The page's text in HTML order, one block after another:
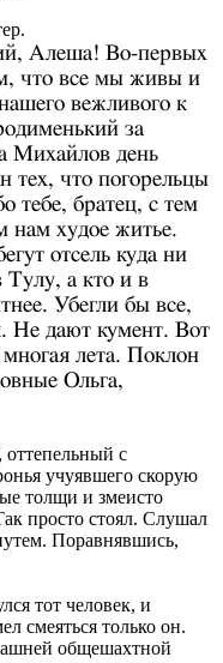
Алеша! Во-первых
что все мы живы и
вежливого к
за
Михайлов день
что погорельцы
тебе, братец, с тем
нам худое житье.
отсель куда ни
а кто и в
Убегли бы все,
Не дают кумент. Вот
лета. Поклон
Ольга,
с
учуявшего скорую
толщи и змеисто
просто стоял. Слушал
Поравнявшись,
тот человек, и
смеяться только он.
общешахтной